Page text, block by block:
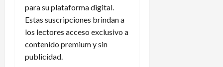
para su plataforma digital.
Estas suscripciones brindan a
los lectores acceso exclusivo a
contenido premium y sin
publicidad.